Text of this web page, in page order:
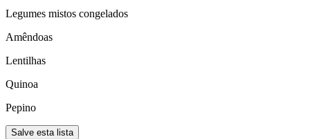
Legumes mistos congelados
Amêndoas
Lentilhas
Quinoa
Pepino
Salve esta lista